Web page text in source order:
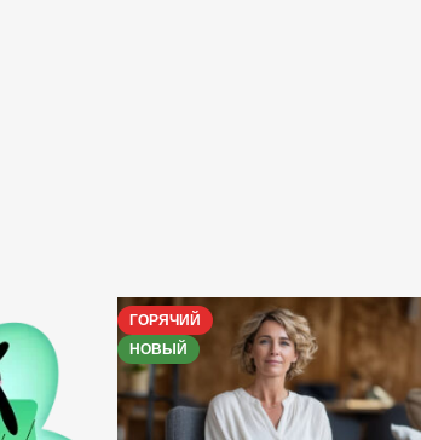
ГОРЯЧИЙ
НОВЫЙ